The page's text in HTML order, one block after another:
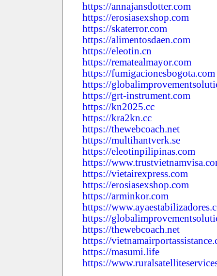
https://annajansdotter.com
https://erosiasexshop.com
https://skaterror.com
https://alimentosdaen.com
https://eleotin.cn
https://rematealmayor.com
https://fumigacionesbogota.com
https://
https://grt-instrument.com
https://kn2025.cc
https://kra2kn.cc
https://thewebcoach.net
https://multihantverk.se
https://eleotinpilipinas.com
https://
https://vietairexpress.com
https://erosiasexshop.com
https://arminkor.com
https://
https://
https://thewebcoach.net
https://
https://masumi.life
https://